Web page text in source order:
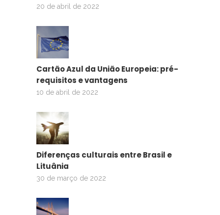
20 de abril de 2022
Cartão Azul da União Europeia: pré-
requisitos e vantagens
10 de abril de 2022
Diferenças culturais entre Brasil e
Lituânia
30 de março de 2022